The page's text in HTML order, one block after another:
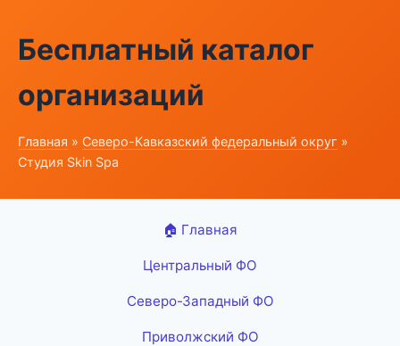
Бесплатный каталог
организаций
Главная » Северо-Кавказский федеральный округ »
Студия Skin Spa
🏠 Главная
Центральный ФО
Северо-Западный ФО
Приволжский ФО